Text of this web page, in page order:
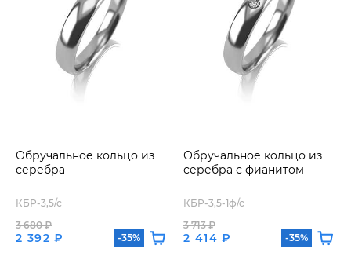
Обручальное кольцо из
серебра
КБР-3,5/с
2 392 ₽
3 680 ₽
-35%
Обручальное кольцо из
серебра с фианитом
КБР-3,5-1ф/с
2 414 ₽
3 713 ₽
-35%